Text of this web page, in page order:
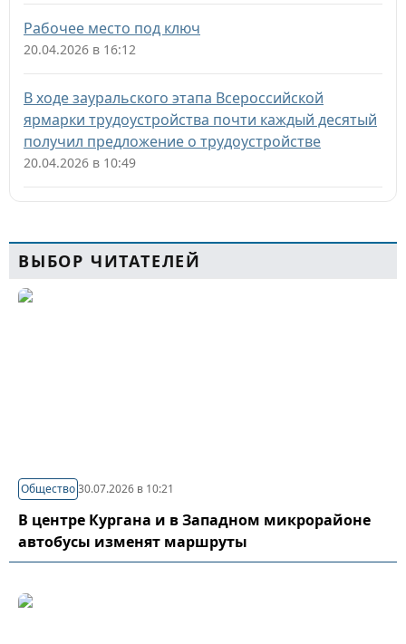
Рабочее место под ключ
20.04.2026 в 16:12
В ходе зауральского этапа Всероссийской
ярмарки трудоустройства почти каждый десятый
получил предложение о трудоустройстве
20.04.2026 в 10:49
ВЫБОР ЧИТАТЕЛЕЙ
Общество30.07.2026 в 10:21
В центре Кургана и в Западном микрорайоне
автобусы изменят маршруты